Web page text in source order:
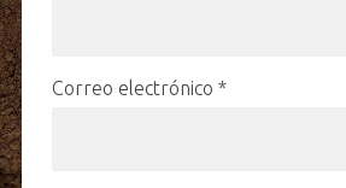
Correo electrónico *